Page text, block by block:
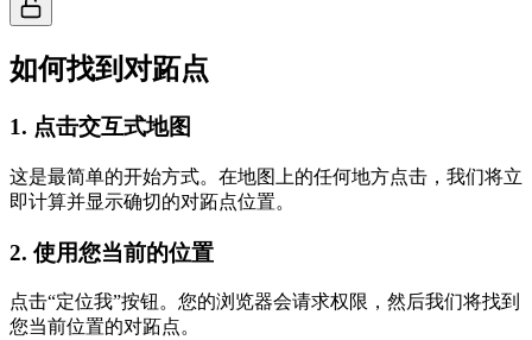
如何找到对跖点
1. 点击交互式地图
这是最简单的开始方式。在地图上的任何地方点击，我们将立
即计算并显示确切的对跖点位置。
2. 使用您当前的位置
点击“定位我”按钮。您的浏览器会请求权限，然后我们将找到
您当前位置的对跖点。